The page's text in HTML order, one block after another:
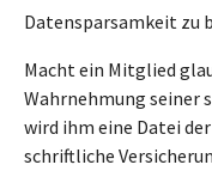
Datensparsamkeit zu
Macht ein Mitglied
Wahrnehmung seiner
wird ihm eine Datei
schriftliche